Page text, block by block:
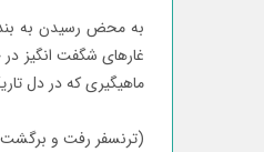
به محض رسیدن به
غارھای شگفت انگیز
ماھیگیری که در دل
(ترنسفر رفت و